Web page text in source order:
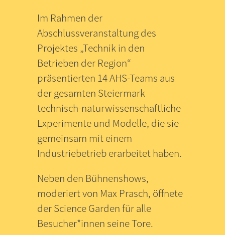
Im Rahmen der
Abschlussveranstaltung des
Projektes „Technik in den
Betrieben der Region“
präsentierten 14 AHS-Teams aus
der gesamten Steiermark
technisch-naturwissenschaftliche
Experimente und Modelle, die sie
gemeinsam mit einem
Industriebetrieb erarbeitet haben.
Neben den Bühnenshows,
moderiert von Max Prasch, öffnete
der Science Garden für alle
Besucher*innen seine Tore.